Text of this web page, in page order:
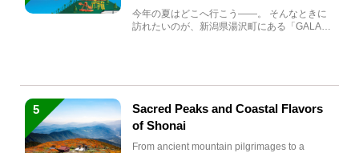
生まれ変わる
今年の夏はどこへ行こう――。 そんなときに
訪れたいのが、新潟県湯沢町にある「GALA湯
5
Sacred Peaks and Coastal Flavors
of Shonai
From ancient mountain pilgrimages to a